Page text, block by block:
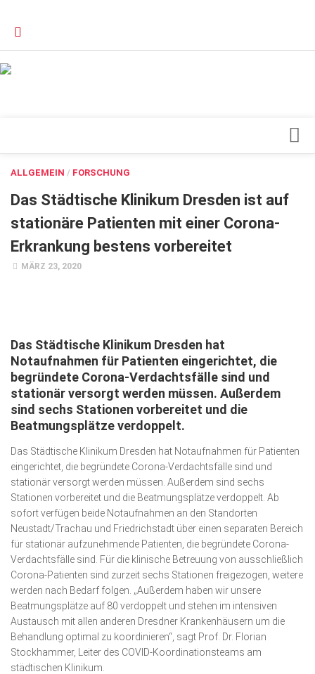
Blick ins Innere
Forschung
Herz & Kreislauf
Orthopädie
Schönheit & Wohlbefinden
Zahn, Mund, Kiefer
Forum Gesundheit
Allgemein
Sehen
Innovationen
Kampf gegen Krebs
Hören
Lebensart
ALLGEMEIN / FORSCHUNG
Das Städtische Klinikum Dresden ist auf
stationäre Patienten mit einer Corona‐
Erkrankung bestens vorbereitet
MÄRZ 23, 2020
Das Städtische Klinikum Dresden hat
Notaufnahmen für Patienten eingerichtet, die
begründete Corona‐Verdachtsfälle sind und
stationär versorgt werden müssen. Außerdem
sind sechs Stationen vorbereitet und die
Beatmungsplätze verdoppelt.
Das Städtische Klinikum Dresden hat Notaufnahmen für Patienten
eingerichtet, die begründete Corona‐Verdachtsfälle sind und
stationär versorgt werden müssen. Außerdem sind sechs
Stationen vorbereitet und die Beatmungsplätze verdoppelt. Ab
sofort verfügen beide Notaufnahmen an den Standorten
Neustadt/Trachau und Friedrichstadt über einen separaten Bereich
für stationär aufzunehmende Patienten, die begründete Corona‐
Verdachtsfälle sind. Für die klinische Betreuung von ausschließlich
Corona‐Patienten sind zurzeit sechs Stationen freigezogen, weitere
werden nach Bedarf folgen. „Außerdem haben wir unsere
Beatmungsplätze auf 80 verdoppelt und stehen im intensiven
Austausch mit allen anderen Dresdner Krankenhäusern um die
Behandlung optimal zu koordinieren“, sagt Prof. Dr. Florian
Stockhammer, Leiter des COVID‐Koordinationsteams am
städtischen Klinikum.